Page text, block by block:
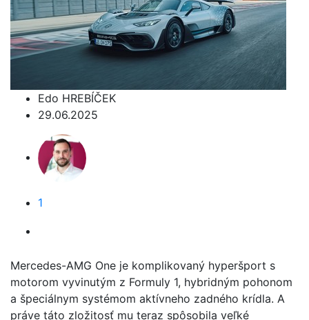
Edo HREBÍČEK
29.06.2025
1
Mercedes-AMG One je komplikovaný hyperšport s
motorom vyvinutým z Formuly 1, hybridným pohonom
a špeciálnym systémom aktívneho zadného krídla. A
práve táto zložitosť mu teraz spôsobila veľké